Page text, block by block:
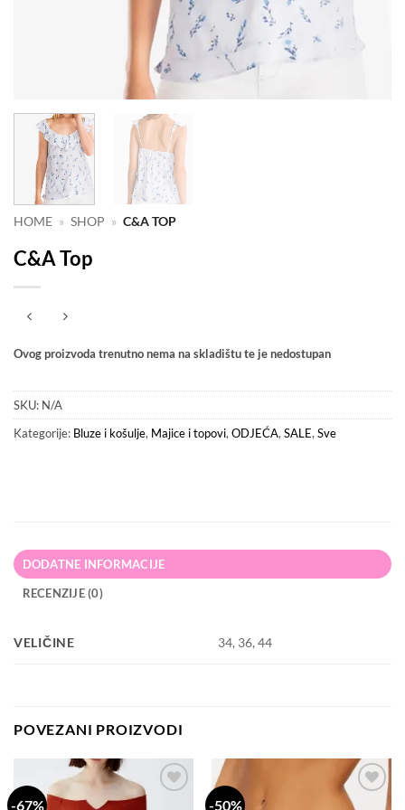
HOME » SHOP » C&A TOP
C&A Top
Ovog proizvoda trenutno nema na skladištu te je nedostupan
SKU: N/A
Kategorije: Bluze i košulje, Majice i topovi,ODJEĆA,SALE,Sve
DODATNE INFORMACIJE
RECENZIJE (0)
VELIČINE 34, 36, 44
POVEZANI PROIZVODI
-67% -50%
Dodaj